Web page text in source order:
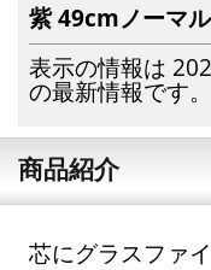
紫 49cmノーマル
表示の情報は
の最新情報です。
商品紹介
芯にグラスファ